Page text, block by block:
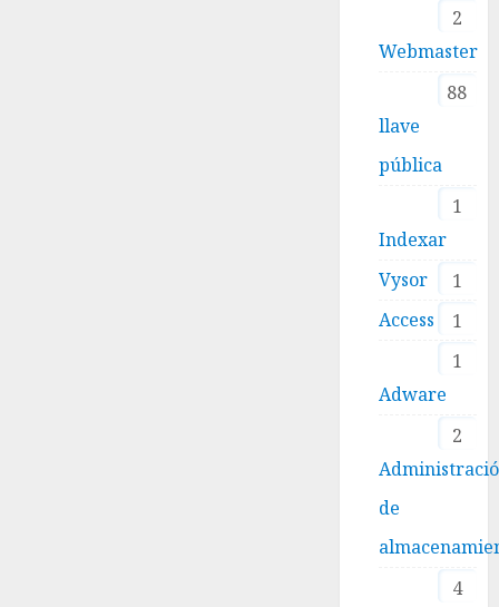
2
Webmaster
88
llave
pública
1
Indexar
1
Vysor
1
Access
1
Adware
2
de
4